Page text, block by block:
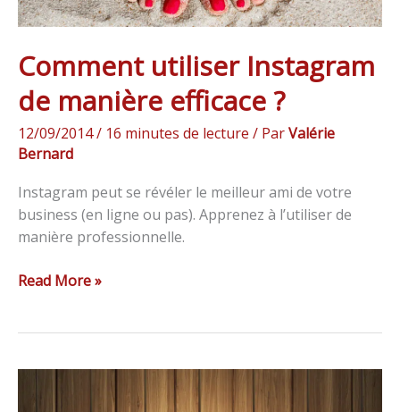
Comment utiliser Instagram
de manière efficace ?
12/09/2014/ 16 minutes de lecture / ParValérie
Bernard
Instagram peut se révéler le meilleur ami de votre
business (en ligne ou pas). Apprenez à l’utiliser de
manière professionnelle.
Read More »
idées